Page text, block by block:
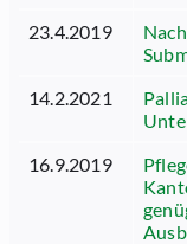
23.4.2019
14.2.2021
16.9.2019